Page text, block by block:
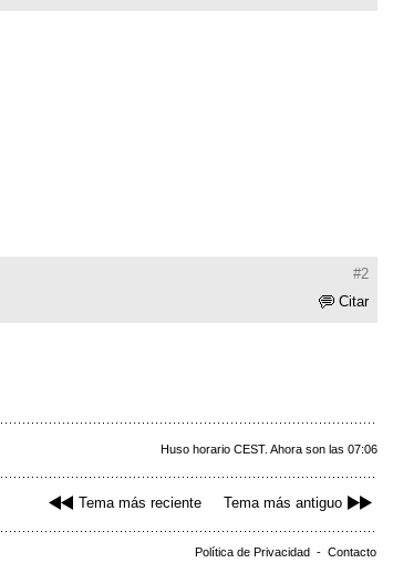
#2
Citar
Huso horario CEST. Ahora son las 07:06
Tema más reciente Tema más antiguo
Política de Privacidad - Contacto